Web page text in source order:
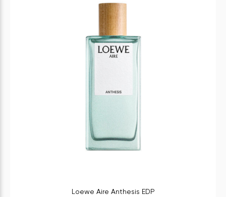
Loewe Aire Anthesis EDP